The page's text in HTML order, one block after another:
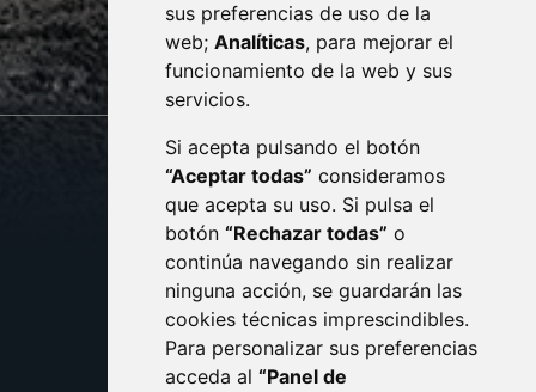
sus preferencias de uso de la
web; Analíticas, para mejorar el
funcionamiento de la web y sus
servicios.
Si acepta pulsando el botón
“Aceptar todas” consideramos
que acepta su uso. Si pulsa el
botón “Rechazar todas” o
continúa navegando sin realizar
ninguna acción, se guardarán las
cookies técnicas imprescindibles.
Para personalizar sus preferencias
acceda al “Panel de
sac@monzon.es
monzon.es
CONTACTO
AVISO LEGAL
PROTECCIÓN DE DATOS
POLÍTICA DE COOKIES
ACCESIBILIDAD
ENLACE EXTERNO AL